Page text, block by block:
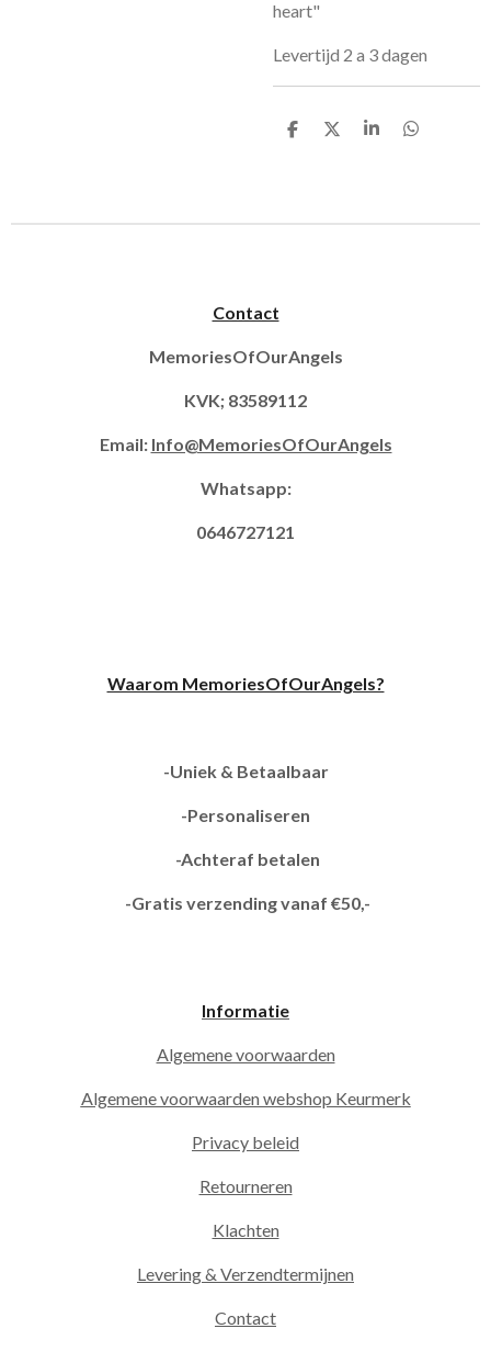
heart"
Levertijd 2 a 3 dagen
D
D
S
D
Contact
MemoriesOfOurAngels
KVK; 83589112
Email: Info@MemoriesOfOurAngels
Whatsapp:
0646727121
Waarom MemoriesOfOurAngels?
-Uniek & Betaalbaar
-Personaliseren
-Achteraf betalen
-Gratis verzending vanaf €50,-
Informatie
Algemene voorwaarden
Algemene voorwaarden webshop Keurmerk
Privacy beleid
Retourneren
Klachten
Levering & Verzendtermijnen
Contact